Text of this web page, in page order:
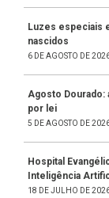
Luzes especiais
nascidos
6 DE AGOSTO DE
Agosto Dourado:
por lei
5 DE AGOSTO DE
Hospital
Inteligência
18 DE JULHO DE